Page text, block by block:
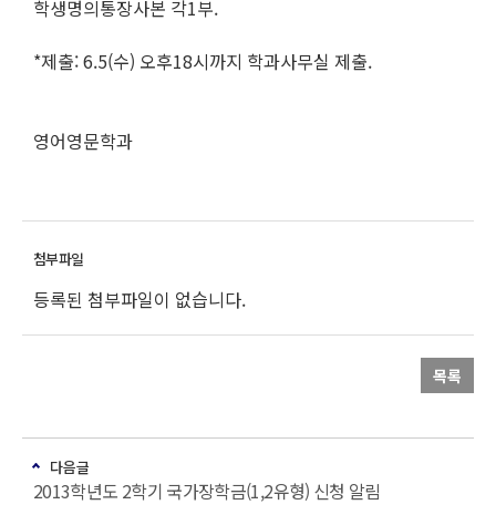
학생명의통장사본 각1부.
*제출: 6.5(수) 오후18시까지 학과사무실 제출.
영어영문학과
등록된 첨부파일이 없습니다.
목록
다음글
2013학년도 2학기 국가장학금(1,2유형) 신청 알림